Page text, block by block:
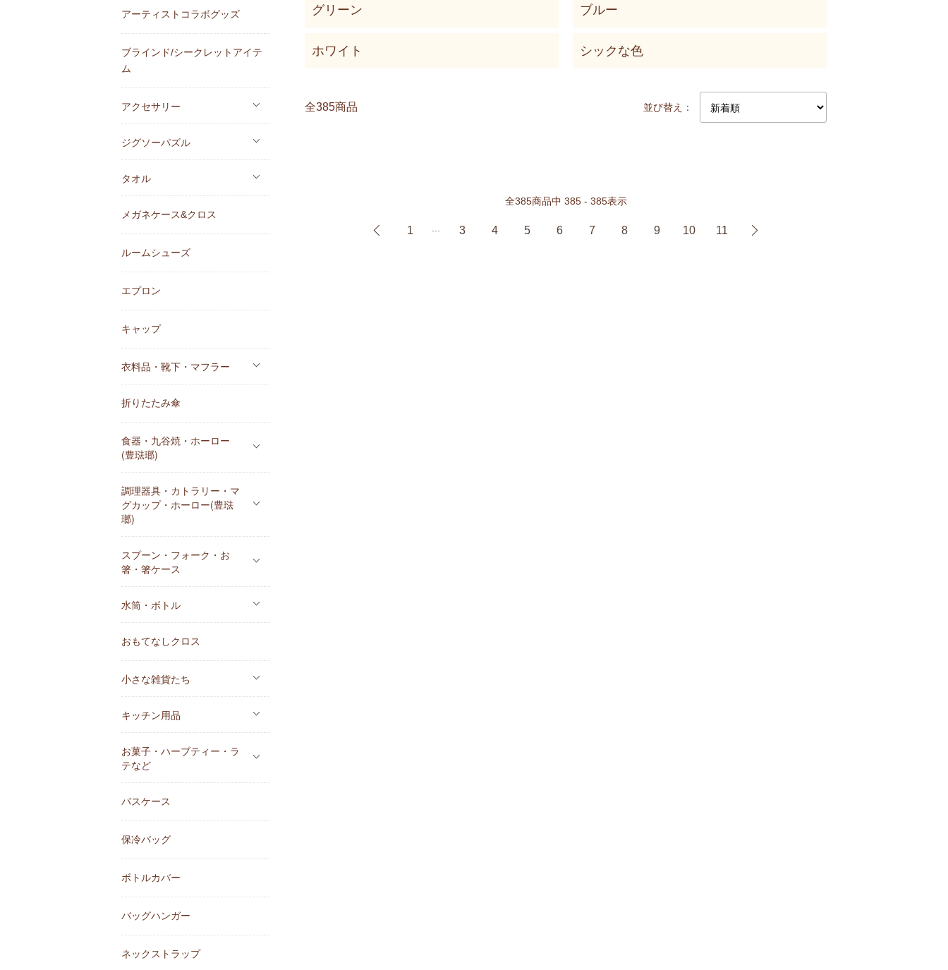
グリーン ブルー
ホワイト シックな色
全385商品 並び替え：
全385商品中 385 - 385表示
1 ... 3 4 5 6 7 8 9 10 11
アーティストコラボグッズ
ブラインド/シークレットアイテ
ム
アクセサリー
ジグソーパズル
タオル
メガネケース&クロス
ルームシューズ
エプロン
キャップ
衣料品・靴下・マフラー
折りたたみ傘
食器・九谷焼・ホーロー
(豊琺瑯)
調理器具・カトラリー・マ
グカップ・ホーロー(豊琺
瑯)
スプーン・フォーク・お
箸・箸ケース
水筒・ボトル
おもてなしクロス
小さな雑貨たち
キッチン用品
お菓子・ハーブティー・ラ
テなど
パスケース
保冷バッグ
ボトルカバー
バッグハンガー
ネックストラップ